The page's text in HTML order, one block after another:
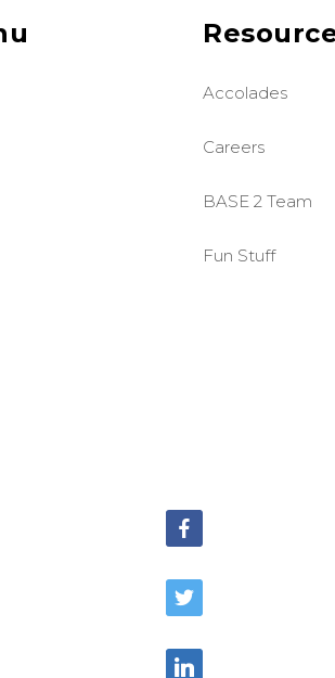
Accolades
Careers
BASE 2 Team
Fun Stuff